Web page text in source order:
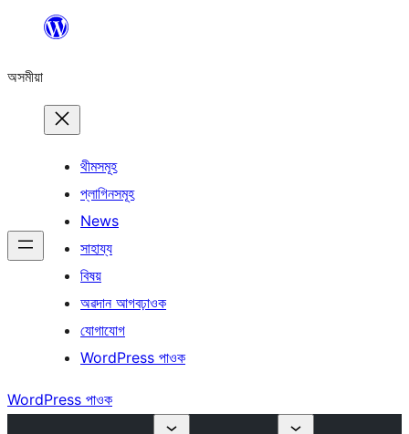
বিষয়বস্তুলৈ
অসমীয়া
থীমসমূহ
প্লাগিনসমূহ
News
সাহায্য
বিষয়
অৱদান আগবঢ়াওক
যোগাযোগ
WordPress পাওক
WordPress পাওক